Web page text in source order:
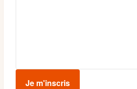
Je m'inscris